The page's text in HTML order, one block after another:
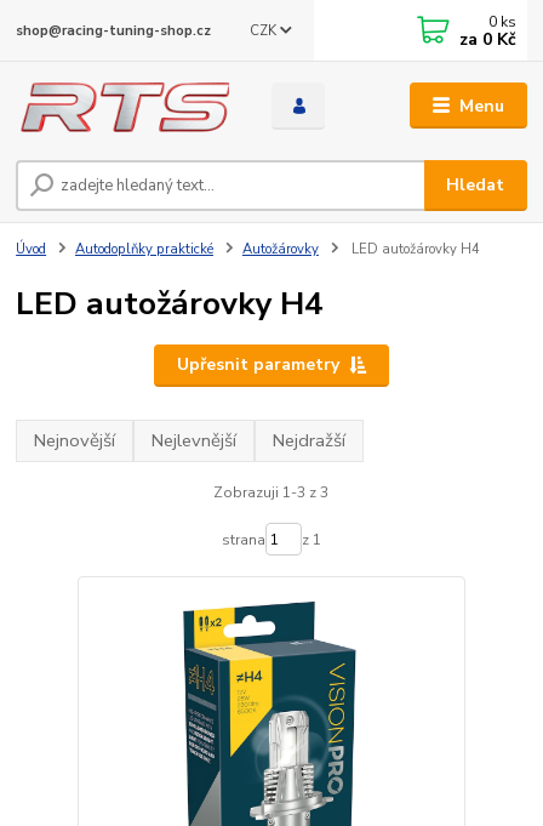
Menu
CZK
Hledat
shop@racing-tuning-shop.cz 0 ks
za 0 Kč
Úvod Autodoplňky praktické Autožárovky LED autožárovky H4
LED autožárovky H4
Upřesnit parametry
Nejnovější Nejlevnější Nejdražší
Zobrazuji 1-3 z 3
strana z 1